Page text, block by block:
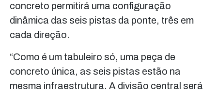
concreto permitirá uma configuração
dinâmica das seis pistas da ponte, três em
cada direção.
“Como é um tabuleiro só, uma peça de
concreto única, as seis pistas estão na
mesma infraestrutura. A divisão central será